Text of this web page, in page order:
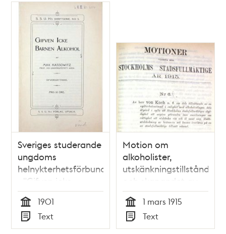
Sveriges studerande
ungdoms
helnykterhetsförbund
- "Gifven icke
barnen alkohol"
1901
Tid
1901
Typ
Text
Motion om
alkoholister,
utskänkningstillstånd
och skapandet av
en nykterhetsnämnd
- Stadsfullmäktige
1915
Tid
1 mars 1915
Typ
Text